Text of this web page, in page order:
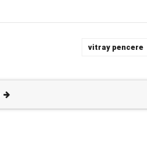
vitray pencere